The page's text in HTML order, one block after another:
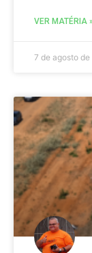
VER MATÉRIA
7 de agosto